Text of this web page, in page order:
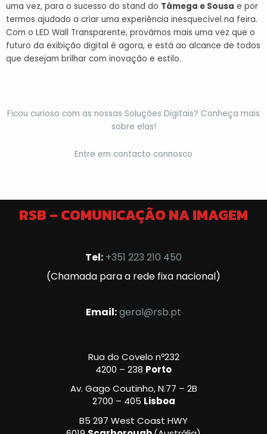
uma vez, para o sucesso do stand do Tâmega e Sousa e por
termos ajudado a criar uma experiência inesquecível na feira.
Com o LED Wall Transparente, provámos mais uma vez que o
futuro da exibição digital é agora, e está ao alcance de todos
que desejam brilhar com inovação e estilo.
Ficou curioso com as nossas Soluções Digitais? Conheça mais
sobre elas!
Entre em contacto connosco
RSB – COMUNICAÇÃO NA IMAGEM
Tel: +351 223 210 450
(Chamada para a rede fixa nacional)
Email:geral@rsb.pt
Rua do Covelo nº232
4200 – 238 Porto
Av. Gago Coutinho, N.77 – 2B
2700 – 405 Lisboa
B5 297 West Coast HWY